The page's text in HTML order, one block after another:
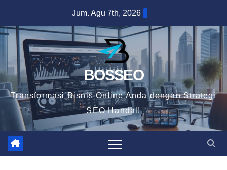
content
Jum. Agu 7th, 2026
BOSSEO
Transformasi Bisnis Online Anda dengan Strategi
SEO Handal!